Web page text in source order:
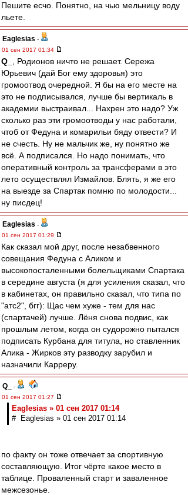
Пешите есчо. Понятно, на чью мельницу воду
льете.
Eaglesias -
01 сен 2017 01:34
Q_
, Родионов ничто не решает. Сережа
Юрьевич (дай Бог ему здоровья) это
громоотвод очередной. Я бы на его месте на
это не подписывался, лучше бы вертикаль в
академии выстраивал... Нахрен это надо? Уж
сколько раз эти громоотводы у нас работали,
чтоб от Федуна и комарильи бяду отвести? И
не счесть. Ну не мальчик же, ну понятно же
всё. А подписался. Но надо понимать, что
оперативный контроль за трансферами в это
лето осуществлял Измайлов. Блять, я же его
на выезде за Спартак помню по молодости...
ну писдец!
Eaglesias -
01 сен 2017 01:29
Как сказал мой друг, после незабвенного
совещания Федуна с Аликом и
высокопосталенными болельщиками Спартака
в середине августа (я для усиления сказал, что
в кабинетах, он правильно сказал, что типа по
"атс2", бгг): Щас чем хуже - тем для нас
(спартачей) лучше. Лёня снова подвис, как
прошлым летом, когда он судорожно пытался
подписать Курбана для титула, но ставленник
Алика - Жирков эту разводку зарубил и
назначили Карреру.
Q_
-
01 сен 2017 01:27
Eaglesias » 01 сен 2017 01:14
# Eaglesias » 01 сен 2017 01:14
по факту он тоже отвечает за спортивную
составляющую. Итог чёрте какое место в
таблице. Проваленный старт и заваленное
межсезонье.